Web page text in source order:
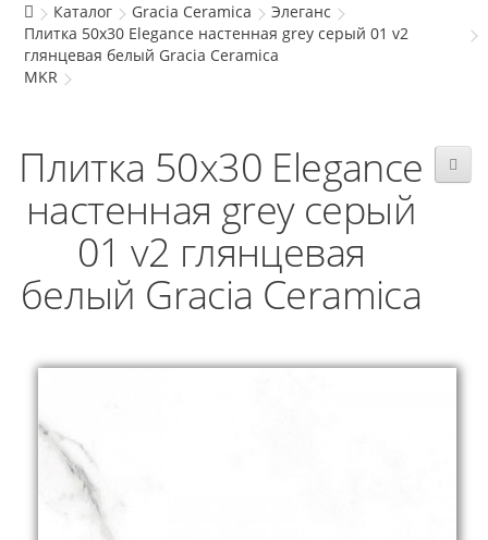
Каталог Gracia Ceramica
Элеганс
Плитка 50x30 Elegance настенная grey серый 01 v2
глянцевая белый Gracia Ceramica
MKR
Плитка 50x30 Elegance
настенная grey серый
01 v2 глянцевая
белый Gracia Ceramica